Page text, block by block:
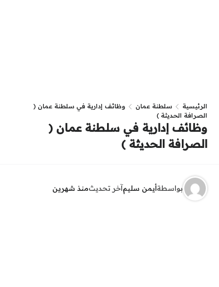
الرئيسية سلطنة عمان
وظائف إدارية في سلطنة عمان (
الصرافة الحديثة )
وظائف إدارية في سلطنة عمان (
الصرافة الحديثة )
بواسطةأيمن سليمآخر تحديثمنذ شهرين